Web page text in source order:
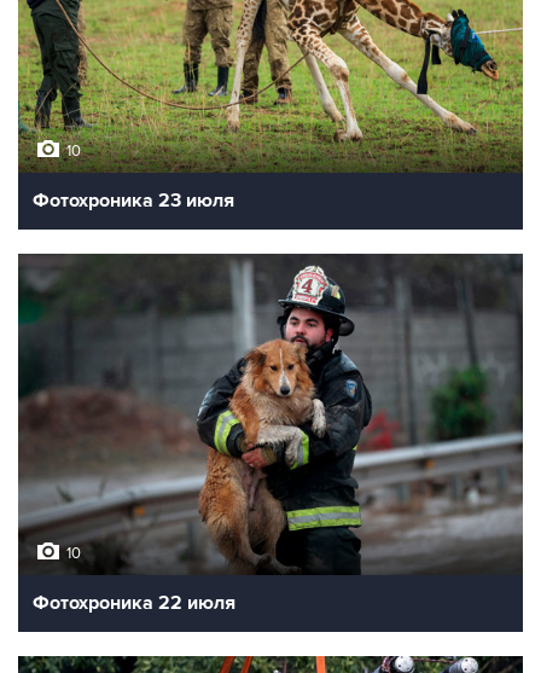
10
Фотохроника 23 июля
10
Фотохроника 22 июля